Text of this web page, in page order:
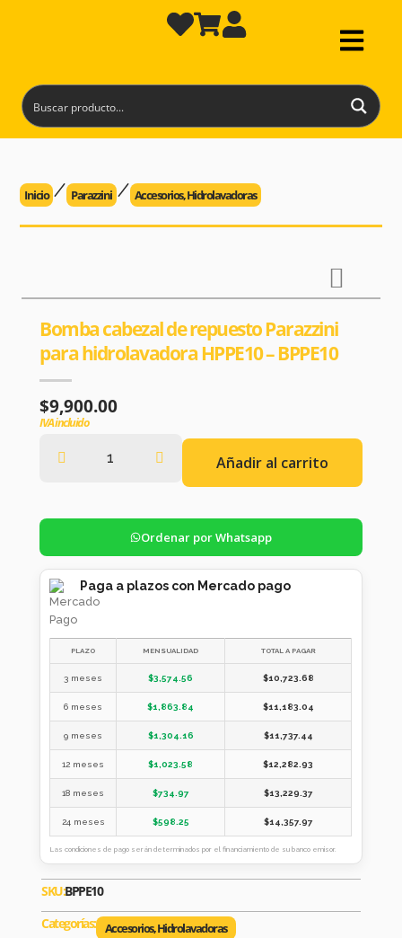
Inicio Parazzini Accesorios,Hidrolavadoras
Bomba cabezal de repuesto Parazzini
para hidrolavadora HPPE10 – BPPE10
$9,900.00
IVA incluido
Añadir al carrito
Ordenar por Whatsapp
Paga a plazos con Mercado pago
PLAZO MENSUALIDAD TOTAL A PAGAR
3 meses $3,574.56 $10,723.68
6 meses $1,863.84 $11,183.04
9 meses $1,304.16 $11,737.44
12 meses $1,023.58 $12,282.93
18 meses $734.97 $13,229.37
24 meses $598.25 $14,357.97
Las condiciones de pago serán determinados por el financiamiento de su banco emisor.
SKU:BPPE10
Categorías: Accesorios,Hidrolavadoras